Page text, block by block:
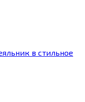
в стильное